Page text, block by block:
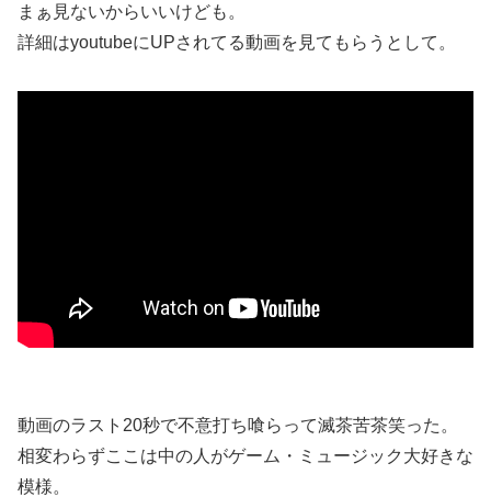
まぁ見ないからいいけども。
詳細はyoutubeにUPされてる動画を見てもらうとして。
動画のラスト20秒で不意打ち喰らって滅茶苦茶笑った。
相変わらずここは中の人がゲーム・ミュージック大好きな
模様。